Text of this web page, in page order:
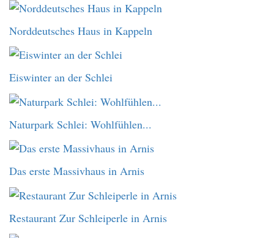
Norddeutsches Haus in Kappeln
Eiswinter an der Schlei
Naturpark Schlei: Wohlfühlen...
Das erste Massivhaus in Arnis
Restaurant Zur Schleiperle in Arnis